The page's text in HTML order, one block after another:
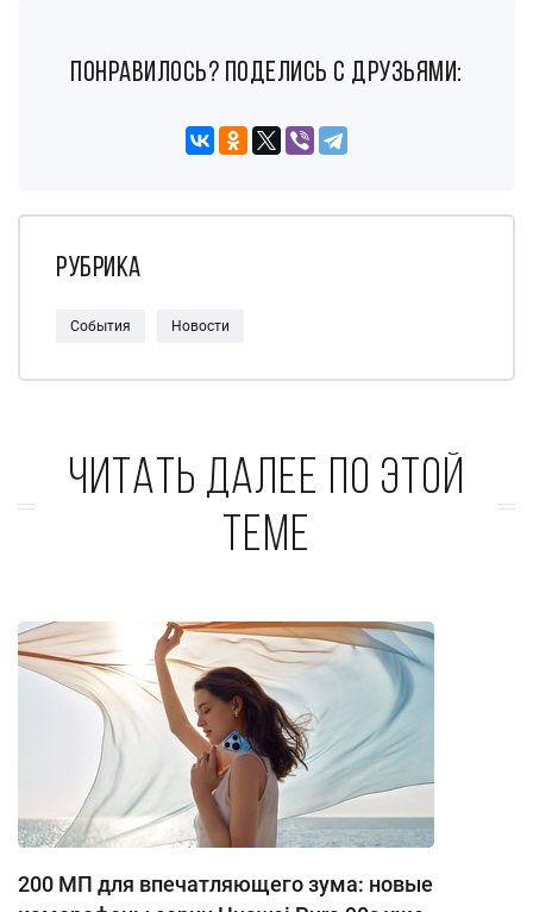
понравилось? поделись с друзьями:
Рубрика
События Новости
Читать далее по этой
теме
200 МП для впечатляющего зума: новые